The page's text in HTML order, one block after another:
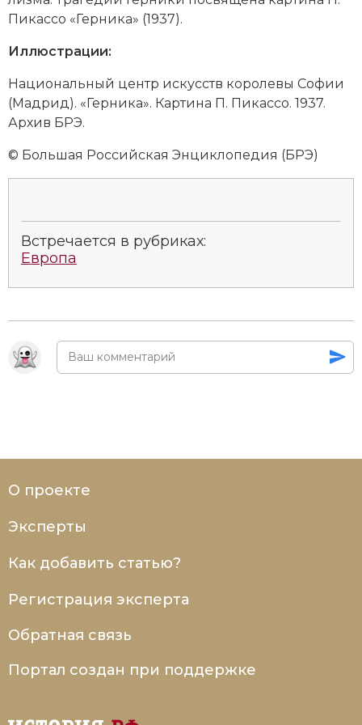
Новая история
Новейшая история
Нумизматика
Образование
Общественные объединения и организации
Религия и церковь
Северная Америка
Социально-экономическая история
Пи­кас­со «Гер­ни­ка» (1937).
Иллюстрации:
Национальный центр искусств королевы Софии
(Мадрид). «Гер­ни­ка». Кар­ти­на П. Пи­кас­со. 1937.
Архив БРЭ.
© Большая Российская Энциклопедия (БРЭ)
Встречается в рубриках:
Европа
О проекте
Эксперты
Как добавить статью?
Регистрация эксперта
Обратная связь
Портал создан при поддержке